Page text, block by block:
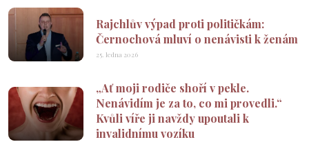
Rajchlův výpad proti političkám:
Černochová mluví o nenávisti k ženám
25. ledna 2026
„Ať moji rodiče shoří v pekle.
Nenávidím je za to, co mi provedli.“
Kvůli víře ji navždy upoutali k
invalidnímu vozíku